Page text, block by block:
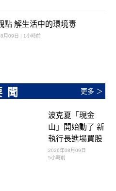
點 解生活中的環境毒
月09日 | 1小時前
聞 更多 ＞
波克夏「現金
山」開始動了 新
執行長進場買股
2026年08月09日
5小時前